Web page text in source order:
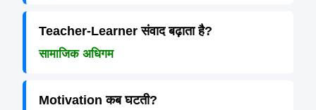
Teacher-Learner संवाद बढ़ाता है?
सामाजिक अधिगम
Motivation कब घटती?